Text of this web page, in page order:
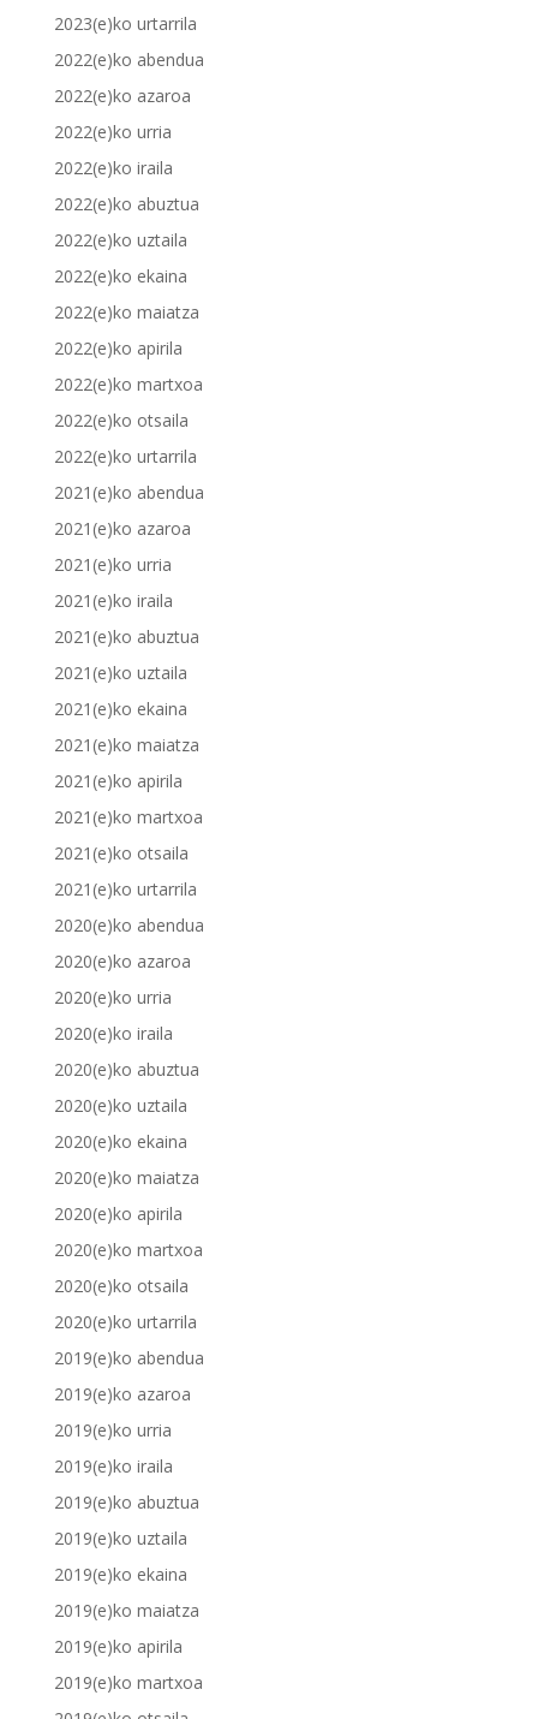
2023(e)ko urtarrila
2022(e)ko abendua
2022(e)ko azaroa
2022(e)ko urria
2022(e)ko iraila
2022(e)ko abuztua
2022(e)ko uztaila
2022(e)ko ekaina
2022(e)ko maiatza
2022(e)ko apirila
2022(e)ko martxoa
2022(e)ko otsaila
2022(e)ko urtarrila
2021(e)ko abendua
2021(e)ko azaroa
2021(e)ko urria
2021(e)ko iraila
2021(e)ko abuztua
2021(e)ko uztaila
2021(e)ko ekaina
2021(e)ko maiatza
2021(e)ko apirila
2021(e)ko martxoa
2021(e)ko otsaila
2021(e)ko urtarrila
2020(e)ko abendua
2020(e)ko azaroa
2020(e)ko urria
2020(e)ko iraila
2020(e)ko abuztua
2020(e)ko uztaila
2020(e)ko ekaina
2020(e)ko maiatza
2020(e)ko apirila
2020(e)ko martxoa
2020(e)ko otsaila
2020(e)ko urtarrila
2019(e)ko abendua
2019(e)ko azaroa
2019(e)ko urria
2019(e)ko iraila
2019(e)ko abuztua
2019(e)ko uztaila
2019(e)ko ekaina
2019(e)ko maiatza
2019(e)ko apirila
2019(e)ko martxoa